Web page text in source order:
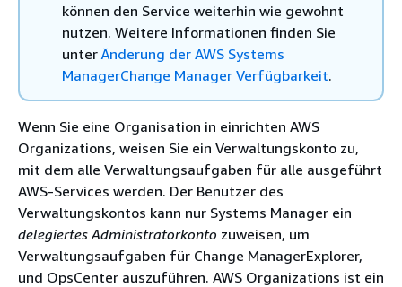
können den Service weiterhin wie gewohnt
nutzen. Weitere Informationen finden Sie
unterÄnderung der AWS Systems
ManagerChange Manager Verfügbarkeit.
Wenn Sie eine Organisation in einrichten AWS
Organizations, weisen Sie ein Verwaltungskonto zu,
mit dem alle Verwaltungsaufgaben für alle ausgeführt
AWS-Services werden. Der Benutzer des
Verwaltungskontos kann nur Systems Manager ein
delegiertes Administratorkonto zuweisen, um
Verwaltungsaufgaben für Change ManagerExplorer,
und OpsCenter auszuführen. AWS Organizations ist ein